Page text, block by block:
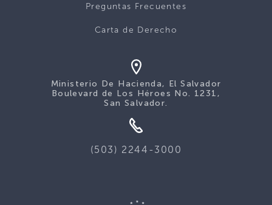
Preguntas Frecuentes
Carta de Derecho
Ministerio De Hacienda, El Salvador
Boulevard de Los Héroes No. 1231,
San Salvador.
(503) 2244-3000